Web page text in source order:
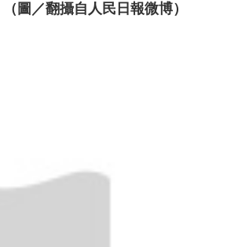
（圖／翻攝自人民日報微博）